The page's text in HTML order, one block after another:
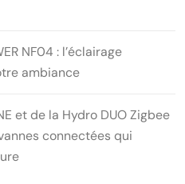
NF04 : l’éclairage
ambiance
et de la Hydro DUO Zigbee
connectées qui